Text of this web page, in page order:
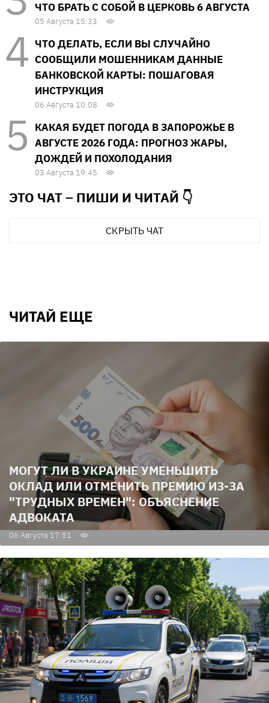
ЧТО БРАТЬ С СОБОЙ В ЦЕРКОВЬ 6 АВГУСТА
05 Августа 15:33
ЧТО ДЕЛАТЬ, ЕСЛИ ВЫ СЛУЧАЙНО
СООБЩИЛИ МОШЕННИКАМ ДАННЫЕ
БАНКОВСКОЙ КАРТЫ: ПОШАГОВАЯ
ИНСТРУКЦИЯ
06 Августа 10:08
КАКАЯ БУДЕТ ПОГОДА В ЗАПОРОЖЬЕ В
АВГУСТЕ 2026 ГОДА: ПРОГНОЗ ЖАРЫ,
ДОЖДЕЙ И ПОХОЛОДАНИЯ
03 Августа 19:45
ЭТО ЧАТ – ПИШИ И ЧИТАЙ 👇
СКРЫТЬ ЧАТ
ЧИТАЙ ЕЩЕ
МОГУТ ЛИ В УКРАИНЕ УМЕНЬШИТЬ
ОКЛАД ИЛИ ОТМЕНИТЬ ПРЕМИЮ ИЗ-ЗА
"ТРУДНЫХ ВРЕМЕН": ОБЪЯСНЕНИЕ
АДВОКАТА
06 Августа 17:51